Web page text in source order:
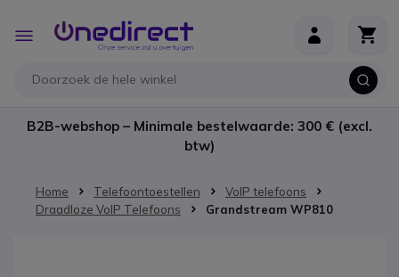
Toggle
Nav
B2B-webshop – Minimale bestelwaarde: 300 € (excl.
btw)
Home Telefoontoestellen
VoIP telefoons
Draadloze VoIP Telefoons
Grandstream WP810